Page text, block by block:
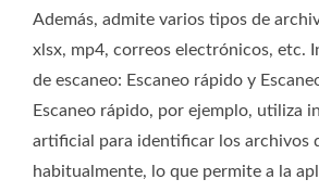
Además, admite varios tipos de
xlsx, mp4, correos electrónicos, etc.
de escaneo: Escaneo rápido y
Escaneo rápido, por ejemplo, utiliza
artificial para identificar los archivos
habitualmente, lo que permite a la